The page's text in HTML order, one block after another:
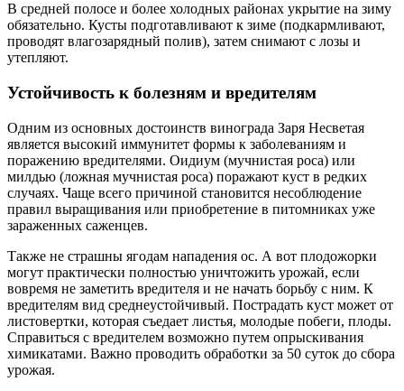
В средней полосе и более холодных районах укрытие на зиму
обязательно. Кусты подготавливают к зиме (подкармливают,
проводят влагозарядный полив), затем снимают с лозы и
утепляют.
Устойчивость к болезням и вредителям
Одним из основных достоинств винограда Заря Несветая
является высокий иммунитет формы к заболеваниям и
поражению вредителями. Оидиум (мучнистая роса) или
милдью (ложная мучнистая роса) поражают куст в редких
случаях. Чаще всего причиной становится несоблюдение
правил выращивания или приобретение в питомниках уже
зараженных саженцев.
Также не страшны ягодам нападения ос. А вот плодожорки
могут практически полностью уничтожить урожай, если
вовремя не заметить вредителя и не начать борьбу с ним. К
вредителям вид среднеустойчивый. Пострадать куст может от
листовертки, которая съедает листья, молодые побеги, плоды.
Справиться с вредителем возможно путем опрыскивания
химикатами. Важно проводить обработки за 50 суток до сбора
урожая.